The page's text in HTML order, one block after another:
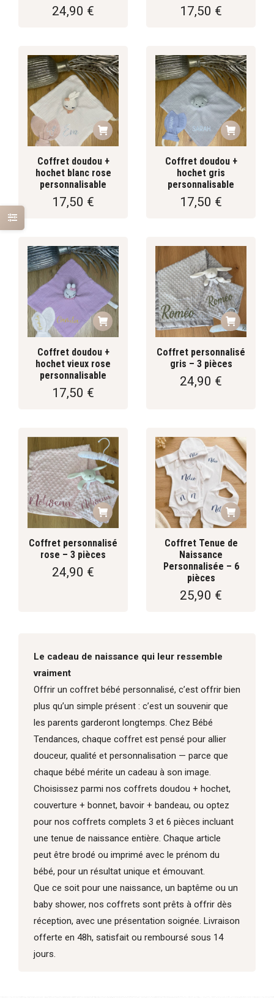
24,90 € 17,50 €
Coffret doudou +
hochet blanc rose
personnalisable
17,50 €
Coffret doudou +
hochet gris
personnalisable
17,50 €
Coffret doudou +
hochet vieux rose
personnalisable
17,50 €
Coffret personnalisé
gris – 3 pièces
24,90 €
Coffret personnalisé
rose – 3 pièces
24,90 €
Coffret Tenue de
Naissance
Personnalisée – 6
pièces
25,90 €
Le cadeau de naissance qui leur ressemble
vraiment
Offrir un coffret bébé personnalisé, c’est offrir bien
plus qu’un simple présent : c’est un souvenir que
les parents garderont longtemps. Chez Bébé
Tendances, chaque coffret est pensé pour allier
douceur, qualité et personnalisation — parce que
chaque bébé mérite un cadeau à son image.
Choisissez parmi nos coffrets doudou + hochet,
couverture + bonnet, bavoir + bandeau, ou optez
pour nos coffrets complets 3 et 6 pièces incluant
une tenue de naissance entière. Chaque article
peut être brodé ou imprimé avec le prénom du
bébé, pour un résultat unique et émouvant.
Que ce soit pour une naissance, un baptême ou un
baby shower, nos coffrets sont prêts à offrir dès
réception, avec une présentation soignée. Livraison
offerte en 48h, satisfait ou remboursé sous 14
jours.